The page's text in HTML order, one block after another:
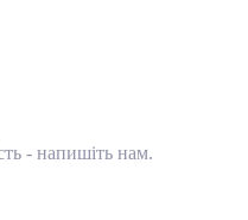
- напишіть нам.